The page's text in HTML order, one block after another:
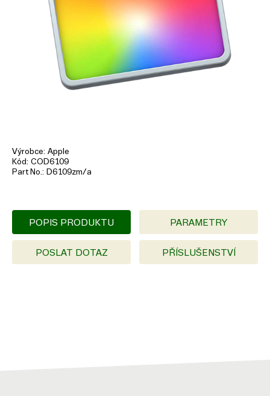
Výrobce Apple
Kód COD6109
Part No.
D6109zm/a
POPIS PRODUKTU PARAMETRY
POSLAT DOTAZ PŘÍSLUŠENSTVÍ